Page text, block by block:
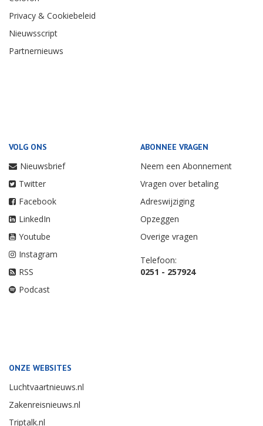
Privacy & Cookiebeleid
Nieuwsscript
Partnernieuws
VOLG ONS
Nieuwsbrief
Twitter
Facebook
LinkedIn
Youtube
Instagram
RSS
Podcast
ABONNEE VRAGEN
Neem een Abonnement
Vragen over betaling
Adreswijziging
Opzeggen
Overige vragen
Telefoon:
0251 - 257924
ONZE WEBSITES
Luchtvaartnieuws.nl
Zakenreisnieuws.nl
Triptalk.nl